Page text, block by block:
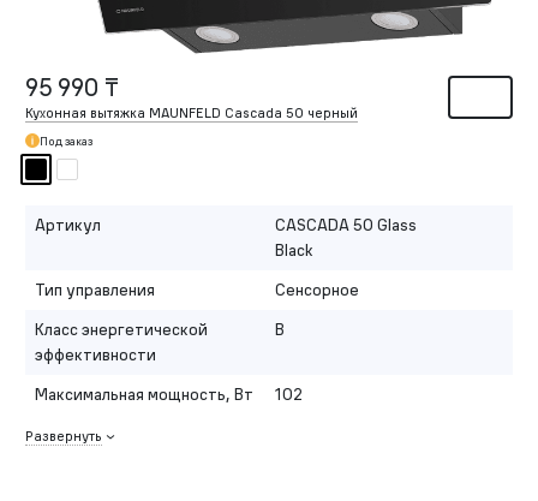
95 990 ₸
Кухонная вытяжка MAUNFELD Cascada 50 черный
Под заказ
Артикул
CASCADA 50 Glass
Black
Тип управления
Сенсорное
Класс энергетической
эффективности
B
Максимальная мощность, Вт 102
Развернуть